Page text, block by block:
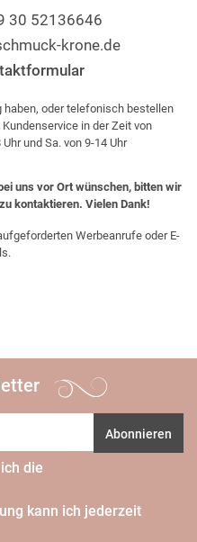
30 52136646
krone.de
haben, oder telefonisch bestellen
in der Zeit von
und Sa. von 9-14 Uhr
uns vor Ort wünschen, bitten wir
kontaktieren. Vielen Dank!
Werbeanrufe oder E-
Abonnieren
die
kann ich jederzeit